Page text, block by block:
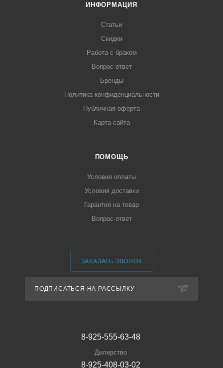
ИНФОРМАЦИЯ
Статьи
Скидки
Работа с браком
Вопрос-ответ
Бренды
Политика конфиденциальности
Публичная оферта
Карта сайта
ПОМОЩЬ
Условия оплаты
Условия доставки
Гарантия на товар
Вопрос-ответ
ЗАКАЗАТЬ ЗВОНОК
ПОДПИСАТЬСЯ НА РАССЫЛКУ
8-925-555-63-48
Дилерство
8-925-408-03-02